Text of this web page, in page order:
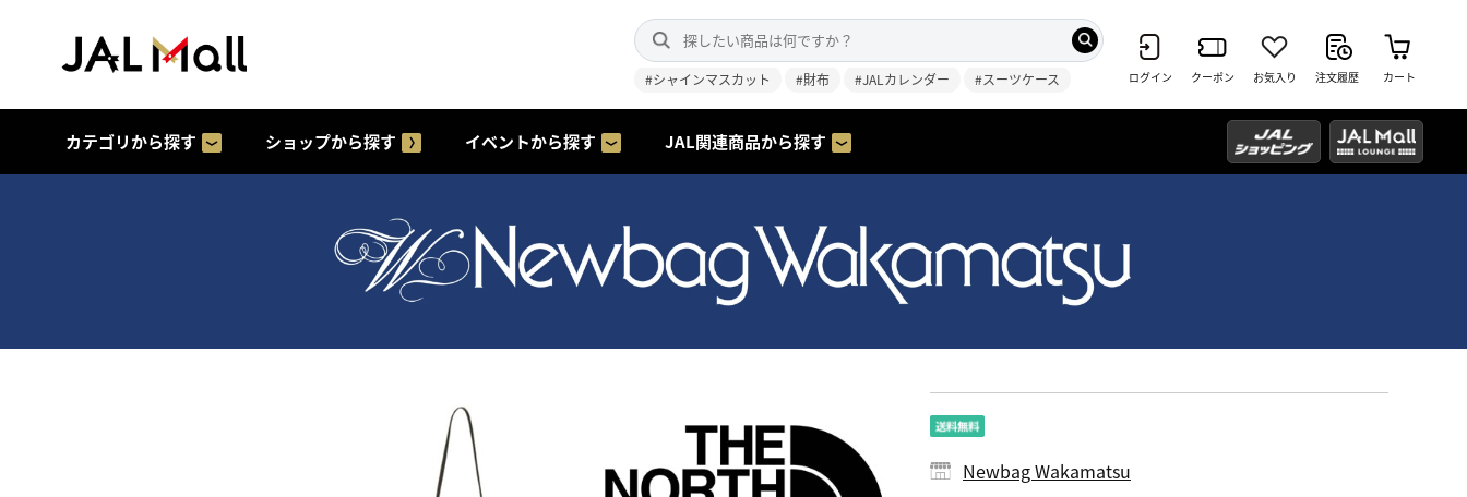
#シャインマスカット #財布 #JALカレンダー #スーツケース ログイン クーポン お気入り 注文履歴 カート
カテゴリから探す ショップから探す イベントから探す JAL関連商品から探す
Newbag Wakamatsu